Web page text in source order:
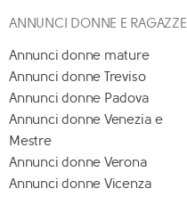
ANNUNCI DONNE E RAGAZZE
Annunci donne mature
Annunci donne Treviso
Annunci donne Padova
Annunci donne Venezia e
Mestre
Annunci donne Verona
Annunci donne Vicenza